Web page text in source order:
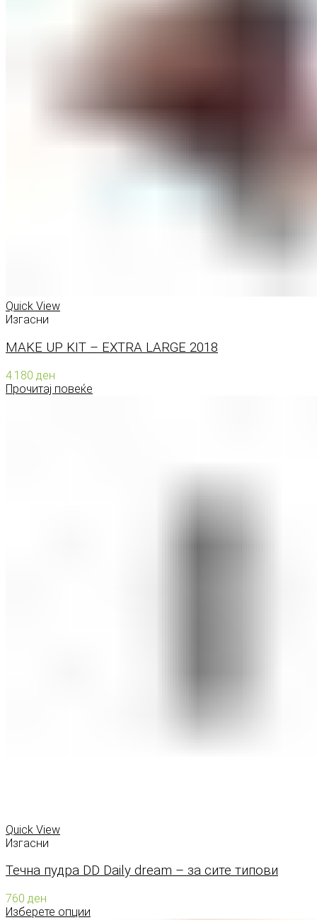
Quick View
Изгасни
MAKE UP KIT – EXTRA LARGE 2018
4.180 ден
Прочитај повеќе
Quick View
Изгасни
Течна пудра DD Daily dream – за сите типови
760 ден
Изберете опции